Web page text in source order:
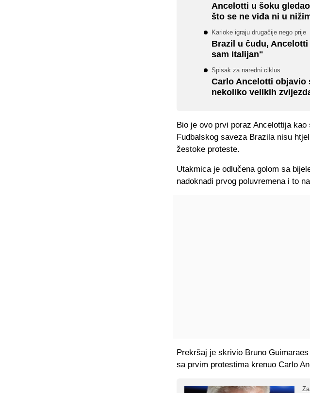
Ancelotti u šoku
što se ne viđa ni u
Karioke igraju drugačije nego prije
Brazil u čudu,
sam Italijan"
Spisak za naredni ciklus
Carlo Ancelotti objavio
nekoliko velikih
Bio je ovo prvi poraz Ancelottija
Fudbalskog saveza Brazila nisu
žestoke proteste.
Utakmica je odlučena golom sa
nadoknadi prvog poluvremena i to
Prekršaj je skrivio Bruno
sa prvim protestima krenuo Carlo